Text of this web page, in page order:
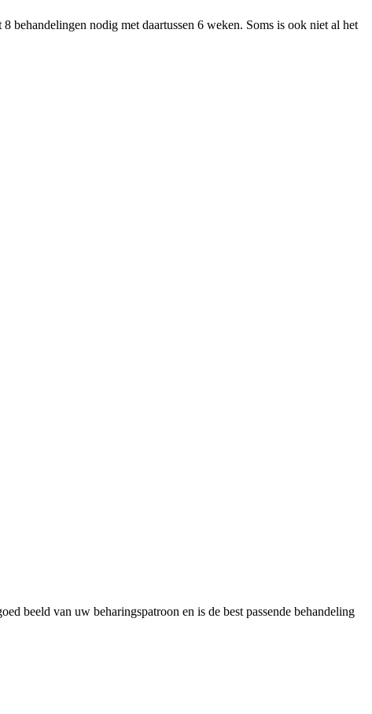
behandelingen nodig met daartussen 6 weken. Soms is ook niet al het
beeld van uw beharingspatroon en is de best passende behandeling